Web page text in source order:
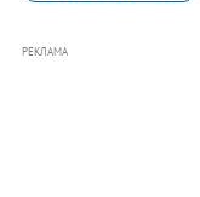
РЕКЛАМА